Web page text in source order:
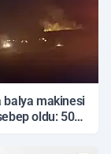
balya makinesi
oldu: 500